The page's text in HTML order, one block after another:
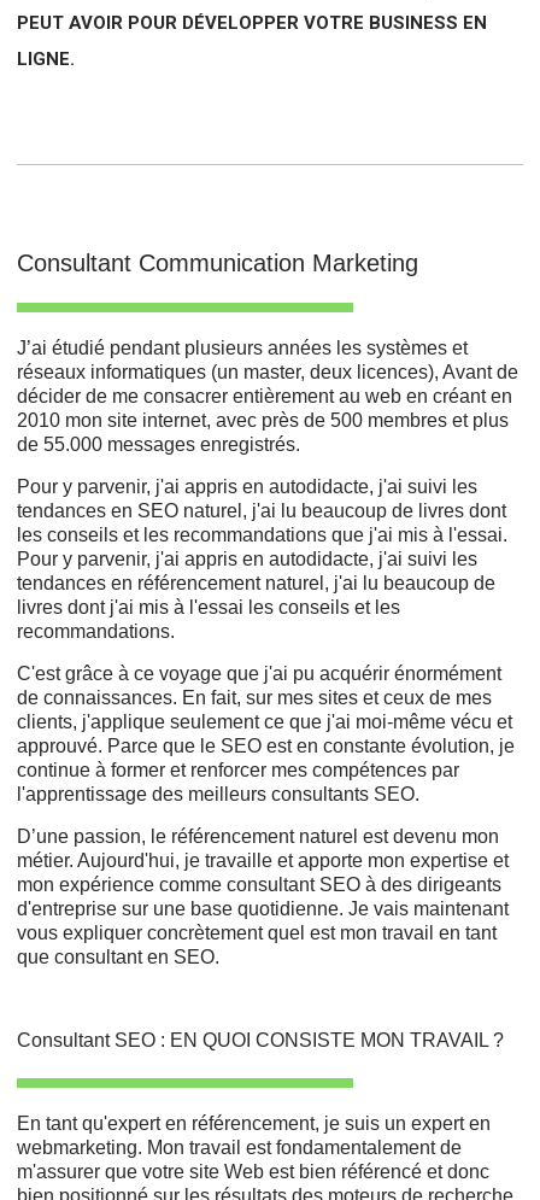
PEUT AVOIR POUR DÉVELOPPER VOTRE BUSINESS EN
LIGNE.
Consultant Communication Marketing
J’ai étudié pendant plusieurs années les systèmes et
réseaux informatiques (un master, deux licences), Avant de
décider de me consacrer entièrement au web en créant en
2010 mon site internet, avec près de 500 membres et plus
de 55.000 messages enregistrés.
Pour y parvenir, j'ai appris en autodidacte, j'ai suivi les
tendances en SEO naturel, j'ai lu beaucoup de livres dont
les conseils et les recommandations que j'ai mis à l'essai.
Pour y parvenir, j'ai appris en autodidacte, j'ai suivi les
tendances en référencement naturel, j'ai lu beaucoup de
livres dont j'ai mis à l'essai les conseils et les
recommandations.
C'est grâce à ce voyage que j'ai pu acquérir énormément
de connaissances. En fait, sur mes sites et ceux de mes
clients, j'applique seulement ce que j'ai moi-même vécu et
approuvé. Parce que le SEO est en constante évolution, je
continue à former et renforcer mes compétences par
l'apprentissage des meilleurs consultants SEO.
D’une passion, le référencement naturel est devenu mon
métier. Aujourd'hui, je travaille et apporte mon expertise et
mon expérience comme consultant SEO à des dirigeants
d'entreprise sur une base quotidienne. Je vais maintenant
vous expliquer concrètement quel est mon travail en tant
que consultant en SEO.
Consultant SEO : EN QUOI CONSISTE MON TRAVAIL ?
En tant qu'expert en référencement, je suis un expert en
webmarketing. Mon travail est fondamentalement de
m'assurer que votre site Web est bien référencé et donc